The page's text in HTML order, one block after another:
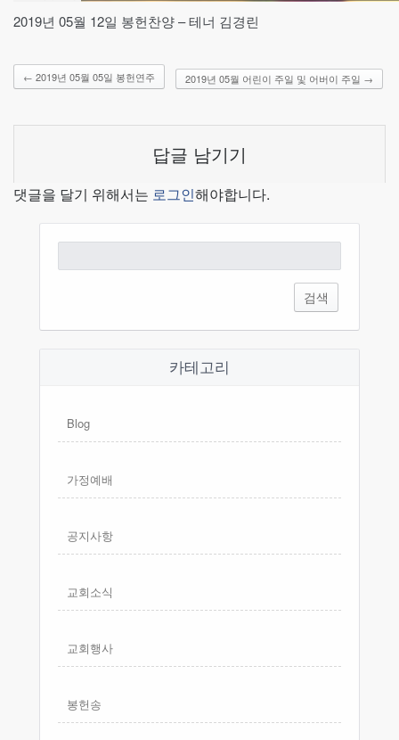
2019년 05월 12일 봉헌찬양 – 테너 김경린
← 2019년 05월 05일 봉헌연주 2019년 05월 어린이 주일 및 어버이 주일 →
답글 남기기
댓글을 달기 위해서는 로그인해야합니다.
색:
카테고리
Blog
가정예배
공지사항
교회소식
교회행사
봉헌송